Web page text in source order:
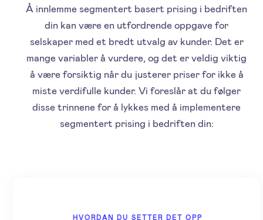
Å innlemme segmentert basert prising i bedriften
din kan være en utfordrende oppgave for
selskaper med et bredt utvalg av kunder. Det er
mange variabler å vurdere, og det er veldig viktig
å være forsiktig når du justerer priser for ikke å
miste verdifulle kunder. Vi foreslår at du følger
disse trinnene for å lykkes med å implementere
segmentert prising i bedriften din:
HVORDAN DU SETTER DET OPP